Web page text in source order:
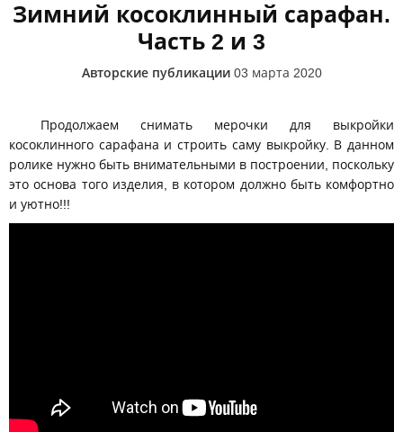
Зимний косоклинный сарафан.
Часть 2 и 3
Авторские публикации 03 марта 2020
Продолжаем снимать мерочки для выкройки
косоклинного сарафана и строить саму выкройку. В данном
ролике нужно быть внимательными в построении, поскольку
это основа того изделия, в котором должно быть комфортно
и уютно!!!